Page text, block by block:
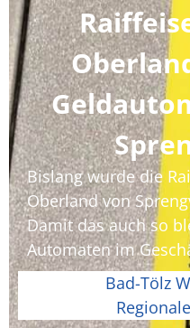
Bislang wurde die
Oberland von
Damit das auch so
Automaten im
Bad-Tölz